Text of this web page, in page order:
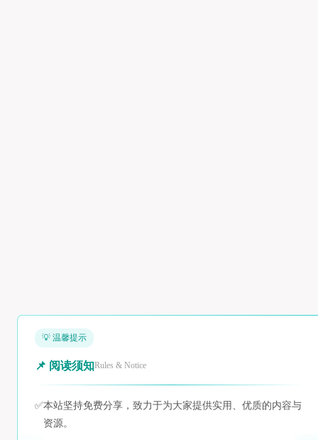
💡 温馨提示
📌 阅读须知Rules & Notice
✅本站坚持免费分享，致力于为大家提供实用、优质的内容与
资源。